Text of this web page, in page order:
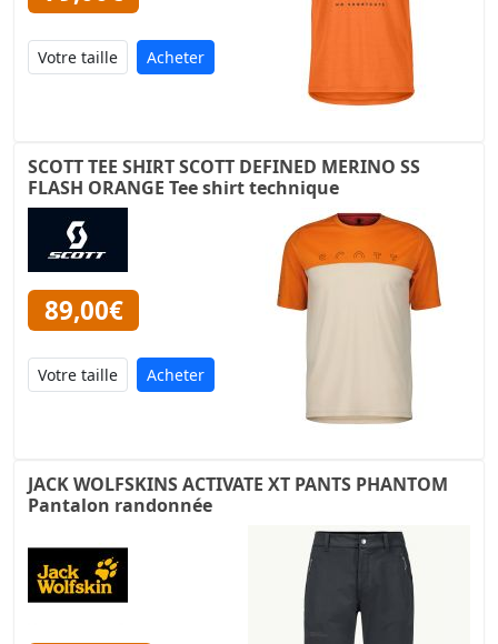
Acheter
SCOTT TEE SHIRT SCOTT DEFINED MERINO SS
FLASH ORANGE Tee shirt technique
89,00€
Acheter
JACK WOLFSKINS ACTIVATE XT PANTS PHANTOM
Pantalon randonnée